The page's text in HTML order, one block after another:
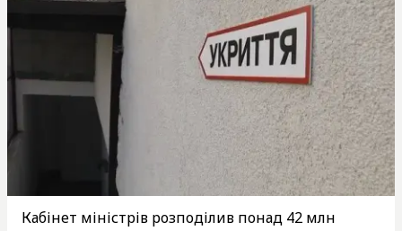
Кабінет міністрів розподілив понад 42 млн